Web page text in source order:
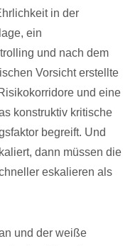
in der
ein
und nach dem
Vorsicht erstellte
und eine
konstruktiv kritische
begreift. Und
dann müssen die
eskalieren als
und der weiße